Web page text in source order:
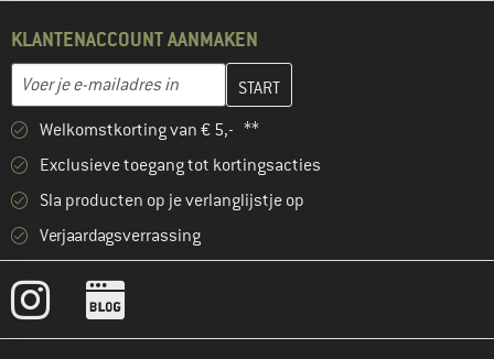
KLANTENACCOUNT AANMAKEN
E-mailadres
Vul je e-mailadres hier in en maak in de volgende stap je
Welkomstkorting van € 5,- **
Exclusieve toegang tot kortingsacties
Sla producten op je verlanglijstje op
Verjaardagsverrassing